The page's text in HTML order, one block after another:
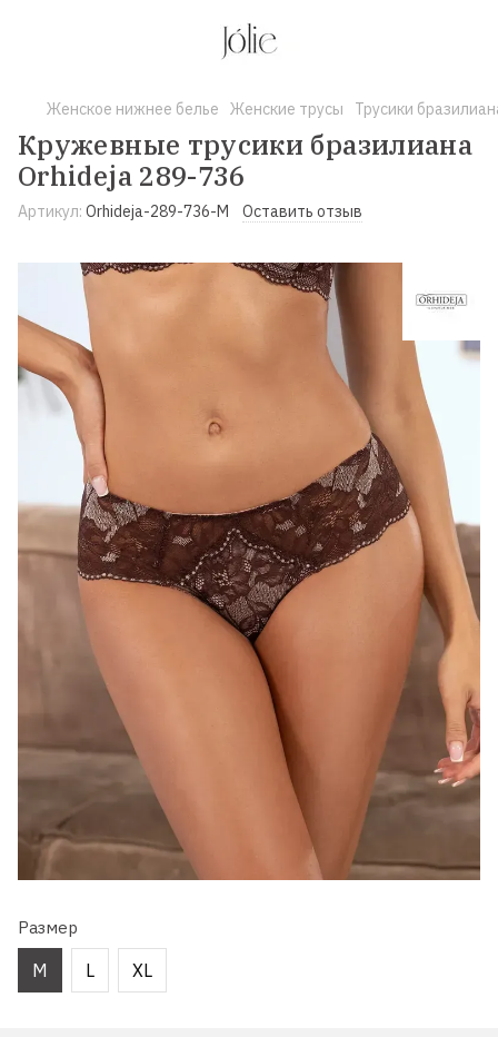
Женское нижнее белье Женские трусы Трусики
Кружевные трусики бразилиана
Orhideja 289-736
Артикул: Orhideja-289-736-M Оставить отзыв
Размер
M L XL